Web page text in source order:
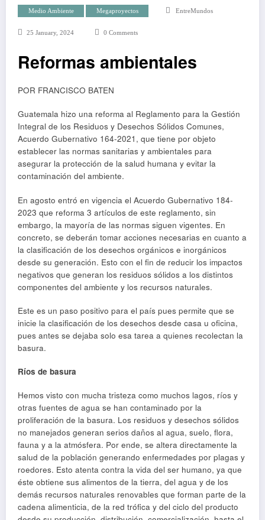
Medio Ambiente Megaproyectos EntreMundos
25 January, 2024 0 Comments
Reformas ambientales
POR FRANCISCO BATEN
Guatemala hizo una reforma al Reglamento para la Gestión
Integral de los Residuos y Desechos Sólidos Comunes,
Acuerdo Gubernativo 164-2021, que tiene por objeto
establecer las normas sanitarias y ambientales para
asegurar la protección de la salud humana y evitar la
contaminación del ambiente.
En agosto entró en vigencia el Acuerdo Gubernativo 184-
2023 que reforma 3 artículos de este reglamento, sin
embargo, la mayoría de las normas siguen vigentes. En
concreto, se deberán tomar acciones necesarias en cuanto a
la clasificación de los desechos orgánicos e inorgánicos
desde su generación. Esto con el fin de reducir los impactos
negativos que generan los residuos sólidos a los distintos
componentes del ambiente y los recursos naturales.
Este es un paso positivo para el país pues permite que se
inicie la clasificación de los desechos desde casa u oficina,
pues antes se dejaba solo esa tarea a quienes recolectan la
basura.
Ríos de basura
Hemos visto con mucha tristeza como muchos lagos, ríos y
otras fuentes de agua se han contaminado por la
proliferación de la basura. Los residuos y desechos sólidos
no manejados generan serios daños al agua, suelo, flora,
fauna y a la atmósfera. Por ende, se altera directamente la
salud de la población generando enfermedades por plagas y
roedores. Esto atenta contra la vida del ser humano, ya que
éste obtiene sus alimentos de la tierra, del agua y de los
demás recursos naturales renovables que forman parte de la
cadena alimenticia, de la red trófica y del ciclo del producto